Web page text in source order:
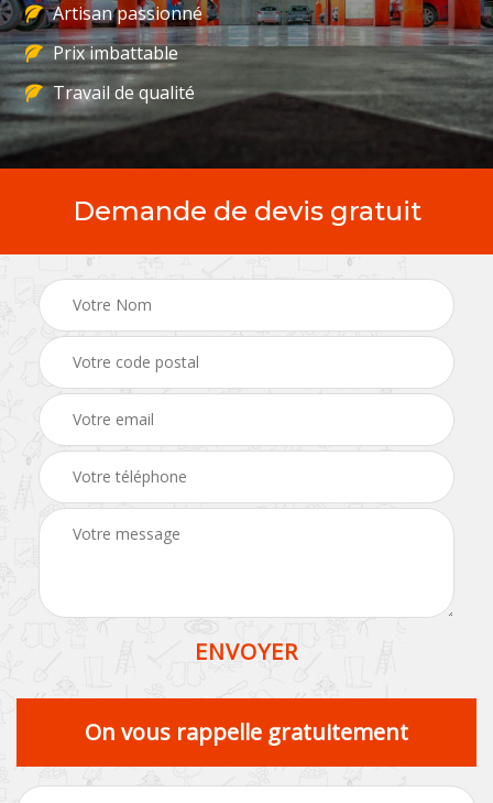
Artisan passionné
Prix imbattable
Travail de qualité
Demande de devis gratuit
On vous rappelle gratuitement